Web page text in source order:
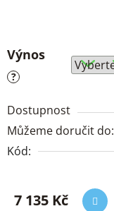
Výnos
?
Dostupnost
Můžeme doručit do:
Kód:
7 135 Kč